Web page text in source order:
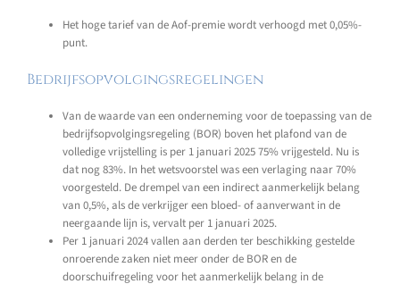
Het hoge tarief van de Aof-premie wordt verhoogd met 0,05%-
punt.
Bedrijfsopvolgingsregelingen
Van de waarde van een onderneming voor de toepassing van de
bedrijfsopvolgingsregeling (BOR) boven het plafond van de
volledige vrijstelling is per 1 januari 2025 75% vrijgesteld. Nu is
dat nog 83%. In het wetsvoorstel was een verlaging naar 70%
voorgesteld. De drempel van een indirect aanmerkelijk belang
van 0,5%, als de verkrijger een bloed- of aanverwant in de
neergaande lijn is, vervalt per 1 januari 2025.
Per 1 januari 2024 vallen aan derden ter beschikking gestelde
onroerende zaken niet meer onder de BOR en de
doorschuifregeling voor het aanmerkelijk belang in de